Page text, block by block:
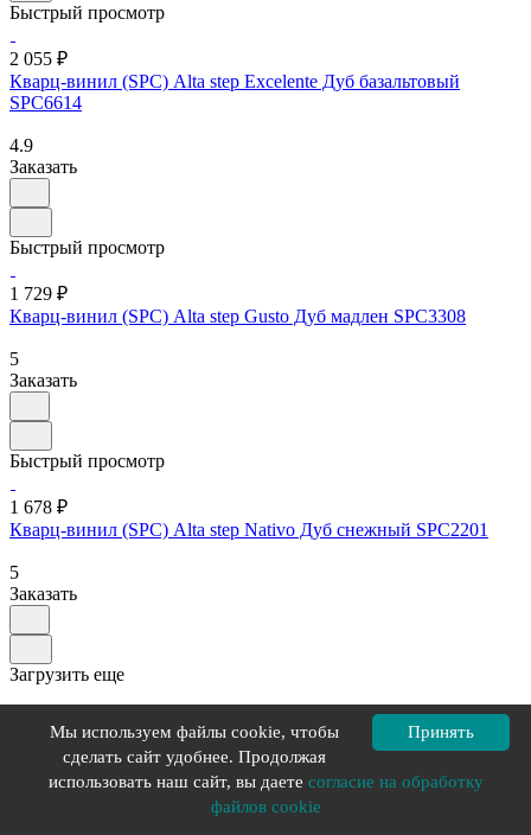
Быстрый просмотр
2 055 ₽
Кварц-винил (SPC) Alta step Excelente Дуб базальтовый
SPC6614
4.9
Заказать
Быстрый просмотр
1 729 ₽
Кварц-винил (SPC) Alta step Gusto Дуб мадлен SPC3308
5
Заказать
Быстрый просмотр
1 678 ₽
Кварц-винил (SPC) Alta step Nativo Дуб снежный SPC2201
5
Заказать
Загрузить еще
Категория
SPC-плитка
Принять
Мы используем файлы cookie, чтобы
сделать сайт удобнее. Продолжая
использовать наш сайт, вы даете согласие на обработку
файлов cookie